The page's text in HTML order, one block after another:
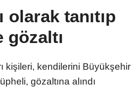
tanıtıp
gözaltı
kişileri, kendilerini Büyükşehir
gözaltına alındı